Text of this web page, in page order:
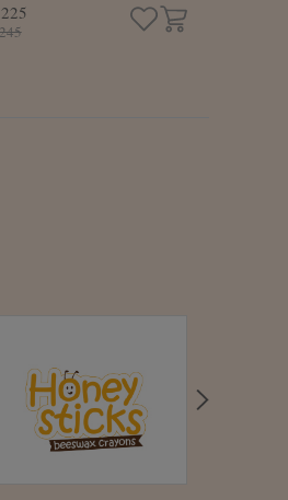
枝餅(6片/盒)